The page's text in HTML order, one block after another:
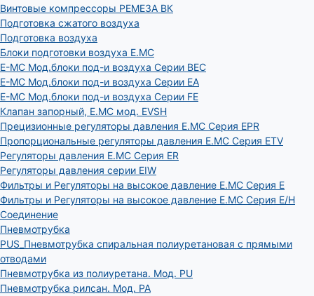
Винтовые компрессоры РЕМЕЗА ВК
Подготовка сжатого воздуха
Подготовка воздуха
Блоки подготовки воздуха E.MC
E-MC Мод.блоки под-и воздуха Серии BEC
E-MC Мод.блоки под-и воздуха Серии EA
E-MC Мод.блоки под-и воздуха Серии FE
Клапан запорный, E.MC мод. EVSH
Прецизионные регуляторы давления E.MC Серия EPR
Пропорциональные регуляторы давления E.MC Серия ETV
Регуляторы давления E.MC Серия ER
Регуляторы давления серии EIW
Фильтры и Регуляторы на высокое давление E.MC Серия E
Фильтры и Регуляторы на высокое давление E.MC Серия E/H
Соединение
Пневмотрубка
PUS_Пневмотрубка спиральная полиуретановая с прямыми
отводами
Пневмотрубка из полиуретана. Мод. РU
Пневмотрубка рилсан. Мод. PA